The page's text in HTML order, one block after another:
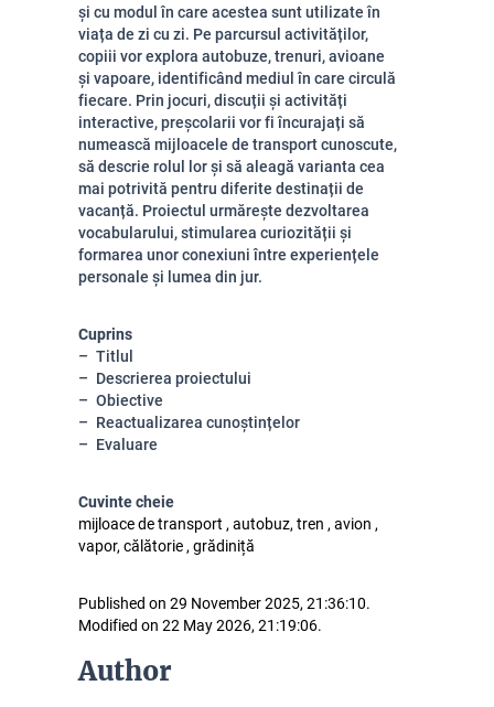
și cu modul în care acestea sunt utilizate în
viața de zi cu zi. Pe parcursul activităților,
copiii vor explora autobuze, trenuri, avioane
și vapoare, identificând mediul în care circulă
fiecare. Prin jocuri, discuții și activități
interactive, preșcolarii vor fi încurajați să
numească mijloacele de transport cunoscute,
să descrie rolul lor și să aleagă varianta cea
mai potrivită pentru diferite destinații de
vacanță. Proiectul urmărește dezvoltarea
vocabularului, stimularea curiozității și
formarea unor conexiuni între experiențele
personale și lumea din jur.
Cuprins
Titlul
Descrierea proiectului
Obiective
Reactualizarea cunoștințelor
Evaluare
Cuvinte cheie
mijloace de transport , autobuz, tren , avion ,
vapor, călătorie , grădiniță
Published on 29 November 2025, 21:36:10.
Modified on 22 May 2026, 21:19:06.
Author